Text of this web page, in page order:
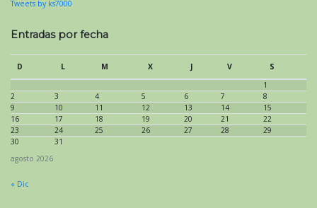
Tweets by ks7000
Entradas por fecha
agosto 2026
D L M X J V
S
1
2
3 4 5 6 7
8
9
10 11 12 13 14
15
16
17 18 19 20 21
22
23
24 25 26 27 28
29
30
31
« Dic